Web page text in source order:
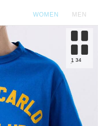
WOMEN MEN
1 34